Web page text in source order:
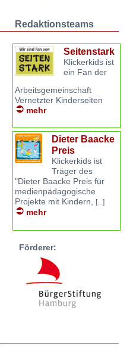
Redaktionsteams
Seitenstark
Klickerkids ist
ein Fan der
Arbeitsgemeinschaft
Vernetzter Kinderseiten
mehr
Dieter Baacke
Preis
Klickerkids ist
Träger des
"Dieter Baacke Preis für
medienpädagogische
Projekte mit Kindern, [...]
mehr
Förderer: